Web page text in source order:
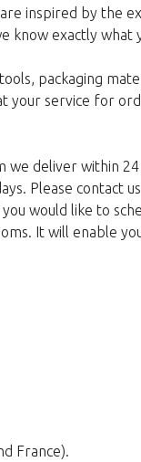
inspired by the
know exactly what
packaging
your service for
deliver within
Please contact
would like to
It will enable
France).